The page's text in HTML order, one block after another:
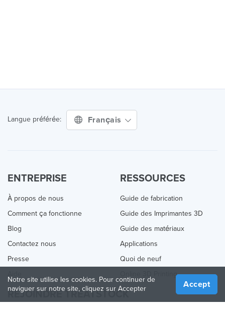
Langue préférée: Français
ENTREPRISE
À propos de nous
Comment ça fonctionne
Blog
Contactez nous
Presse
RESSOURCES
Guide de fabrication
Guide des Imprimantes 3D
Guide des matériaux
Applications
Quoi de neuf
Online 3D Printing
REJOINDRE TREATSTOCK
Notre site utilise les cookies. Pour continuer de
naviguer sur notre site, cliquez sur Accepter
Accept